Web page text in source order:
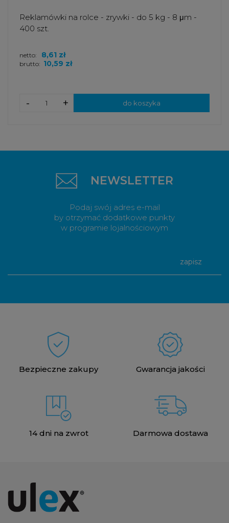
Reklamówki na rolce - zrywki - do 5 kg - 8 μm -
400 szt.
brutto: 10,59 zł
netto: 8,61 zł
+
- do koszyka
NEWSLETTER
Podaj swój adres e-mail
by otrzymać dodatkowe punkty
w programie lojalnościowym
zapisz
Bezpieczne zakupy Gwarancja jakości
14 dni na zwrot Darmowa dostawa